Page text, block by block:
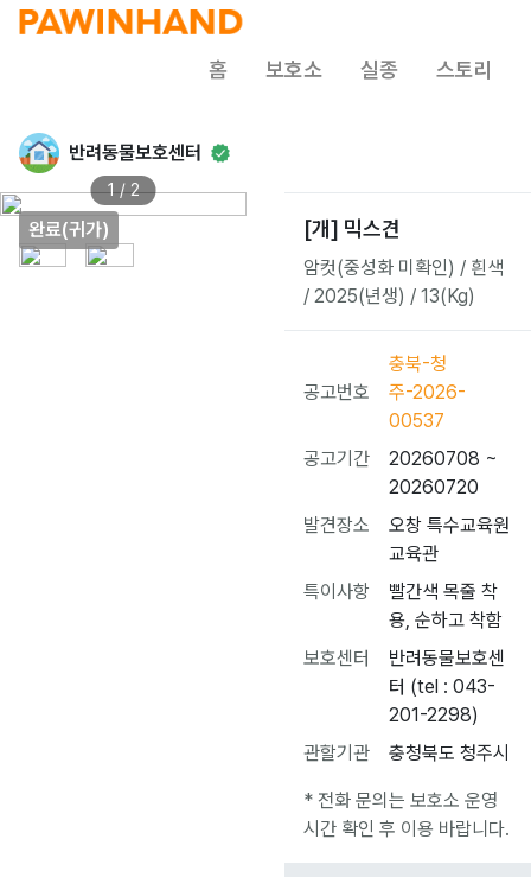
홈 보호소 실종 스토리
반려동물보호센터
완료(귀가)
1 / 2
[개] 믹스견
암컷(중성화 미확인) / 흰색
/ 2025(년생) / 13(Kg)
공고번호
충북-청
주-2026-
00537
공고기간
20260708 ~
20260720
발견장소
오창 특수교육원
교육관
특이사항
빨간색 목줄 착
용, 순하고 착함
보호센터
반려동물보호센
터 (tel : 043-
201-2298)
관할기관
충청북도 청주시
* 전화 문의는 보호소 운영
시간 확인 후 이용 바랍니다.